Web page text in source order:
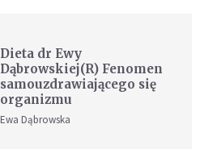
Dieta dr Ewy
Dąbrowskiej(R) Fenomen
samouzdrawiającego się
organizmu
Ewa Dąbrowska